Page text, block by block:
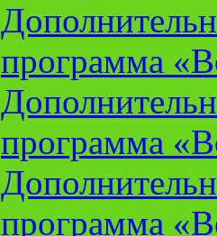
программа
программа
программа